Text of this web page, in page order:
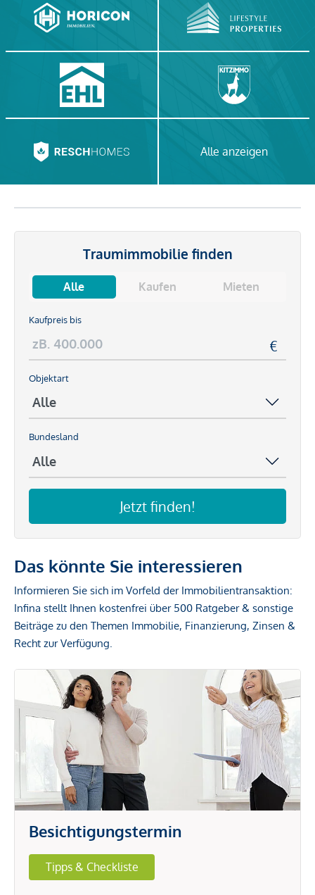
Alle anzeigen
Traumimmobilie finden
Alle Kaufen Mieten
Kaufpreis bis
Objektart
Bundesland
Jetzt finden!
Das könnte Sie interessieren
Informieren Sie sich im Vorfeld der Immobilientransaktion:
Infina stellt Ihnen kostenfrei über 500 Ratgeber & sonstige
Beiträge zu den Themen Immobilie, Finanzierung, Zinsen &
Recht zur Verfügung.
Besichtigungstermin
Tipps & Checkliste